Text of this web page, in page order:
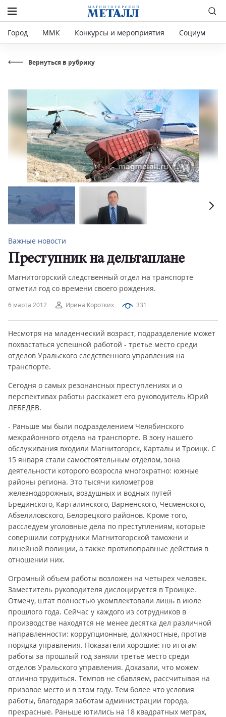
Город ММК Конкурсы и мероприятия Социум
Вернуться в рубрику
6 марта 2012 Ирина Коротких 331
Важные новости
Преступник на дельтаплане
Магнитогорский следственный отдел на транспорте
отметил год со времени своего рождения.
Несмотря на младенческий возраст, подразделение может
похвастаться успешной работой - третье место среди
отделов Уральского следственного управления на
транспорте.
Сегодня о самых резонансных преступлениях и о
перспективах работы расскажет его руководитель Юрий
ЛЕБЕДЕВ.
- Раньше мы были подразделением Челябинского
межрайонного отдела на транспорте. В зону нашего
обслуживания входили Магнитогорск, Карталы и Троицк. С
15 января стали самостоятельным отделом, зона
деятельности которого возросла многократно: южные
районы региона. Это тысячи километров
железнодорожных, воздушных и водных путей
Брединского, Карталинского, Варненского, Чесменского,
Абзелиловского, Белорецкого районов. Кроме того,
расследуем уголовные дела по преступлениям, которые
совершили сотрудники Магнитогорской таможни и
линейной полиции, а также противоправные действия в
отношении них.
Огромный объем работы возложен на четырех человек.
Заместитель руководителя дислоцируется в Троицке.
Отмечу, штат полностью укомплектовали лишь в июле
прошлого года. Сейчас у каждого из сотрудников в
производстве находятся не менее десятка дел различной
направленности: коррупционные, должностные, против
порядка управления. Показатели хорошие: по итогам
работы за прошлый год заняли третье место среди
отделов Уральского управления. Доказали, что можем
отлично трудиться. Темпов не сбавляем, рассчитывая на
призовое место и в этом году. Тем более что условия
работы, благодаря заботам администрации города,
прекрасные. Раньше ютились на 18 квадратных метрах,